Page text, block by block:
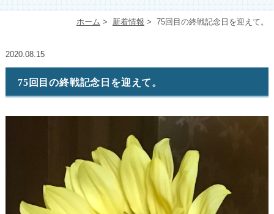
ホーム > 新着情報 > 75回目の終戦記念日を迎えて。
2020.08.15
75回目の終戦記念日を迎えて。